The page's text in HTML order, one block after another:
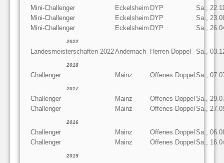
Mini-Challenger Eckelsheim DYP
Sa.,
Mini-Challenger
Eckelsheim DYP
Sa.,
Mini-Challenger
Eckelsheim DYP Sa.,
2022
Landesmeisterschaften 2022Andernach Herren Doppel Sa.,
2018
Challenger Mainz Offenes Doppel Sa.,
2017
Challenger Mainz Offenes Doppel Sa.,
Challenger
Mainz Offenes Doppel Sa.,
2016
Challenger Mainz Offenes Doppel Sa.,
Challenger
Mainz Offenes Doppel Sa.,
2015